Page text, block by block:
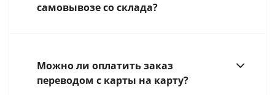
самовывозе со склада?
Можно ли оплатить заказ
переводом с карты на карту?